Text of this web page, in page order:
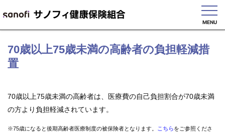
MENU
健
保
の
し
70歳以上75歳未満の高齢者の負担軽減措
置
70歳以上75歳未満の高齢者は、医療費の自己負担割合が70歳未満
の方より負担軽減されています。
※75歳になると後期高齢者医療制度の被保険者となります。 こちらをご参照くださ